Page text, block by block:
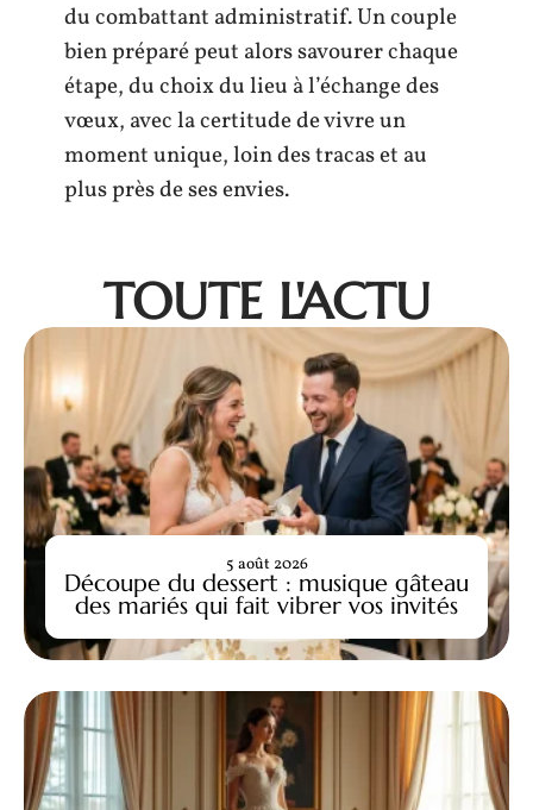
du combattant administratif. Un couple
bien préparé peut alors savourer chaque
étape, du choix du lieu à l’échange des
vœux, avec la certitude de vivre un
moment unique, loin des tracas et au
plus près de ses envies.
TOUTE L'ACTU
Découpe du dessert : musique gâteau
des mariés qui fait vibrer vos invités
5 août 2026